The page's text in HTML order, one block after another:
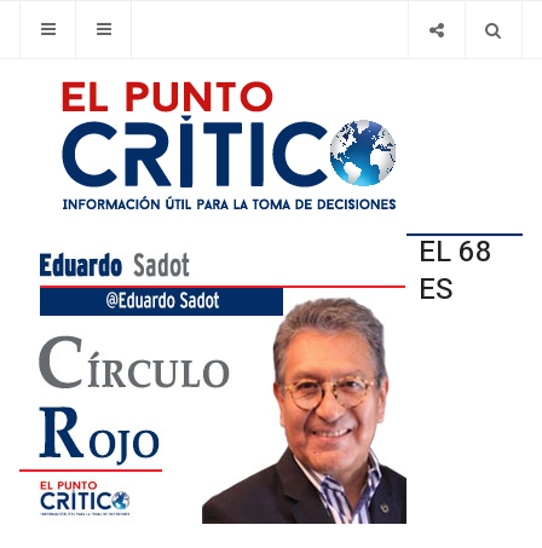
EL 68
ES